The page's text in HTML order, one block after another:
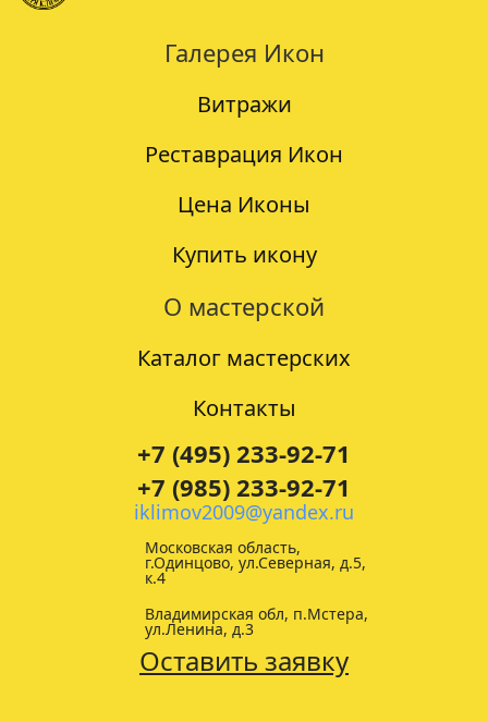
Галерея Икон
Витражи
Реставрация Икон
Цена Иконы
Купить икону
О мастерской
Каталог мастерских
Контакты
+7 (495) 233-92-71
+7 (985) 233-92-71
iklimov2009@yandex.ru
Московская область,
г.Одинцово, ул.Северная, д.5,
к.4
Владимирская обл, п.Мстера,
ул.Ленина, д.3
Оставить заявку